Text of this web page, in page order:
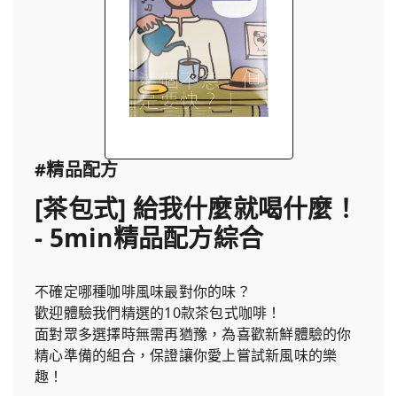
#精品配方
[茶包式] 給我什麼就喝什麼！
- 5min精品配方綜合
不確定哪種咖啡風味最對你的味？
歡迎體驗我們精選的10款茶包式咖啡！
面對眾多選擇時無需再猶豫，為喜歡新鮮體驗的你
精心準備的組合，保證讓你愛上嘗試新風味的樂
趣！